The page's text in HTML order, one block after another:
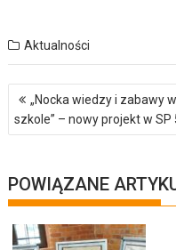
Aktualności
Nawigacja
wpisu
„Nocka wiedzy i zabawy w
szkole” – nowy projekt w SP
POWIĄZANE